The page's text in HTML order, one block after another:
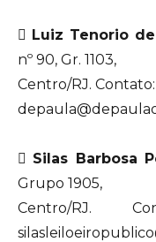
 Luiz Tenorio
nº 90, Gr. 1103,
Centro/RJ.
 Silas Barbosa
Grupo 1905,
Centro/RJ.